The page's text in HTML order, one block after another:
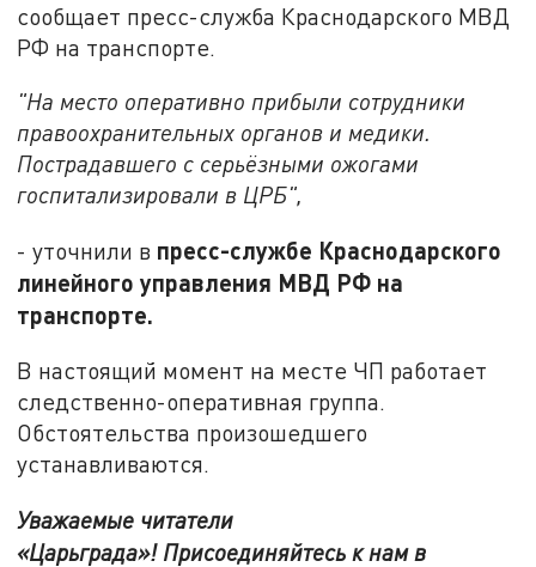
сообщает пресс-служба Краснодарского МВД
РФ на транспорте.
"На место оперативно прибыли сотрудники
правоохранительных органов и медики.
Пострадавшего с серьёзными ожогами
госпитализировали в ЦРБ",
- уточнили в пресс-службе Краснодарского
линейного управления МВД РФ на
транспорте.
В настоящий момент на месте ЧП работает
следственно-оперативная группа.
Обстоятельства произошедшего
устанавливаются.
Уважаемые читатели
«Царьграда»! Присоединяйтесь к нам в